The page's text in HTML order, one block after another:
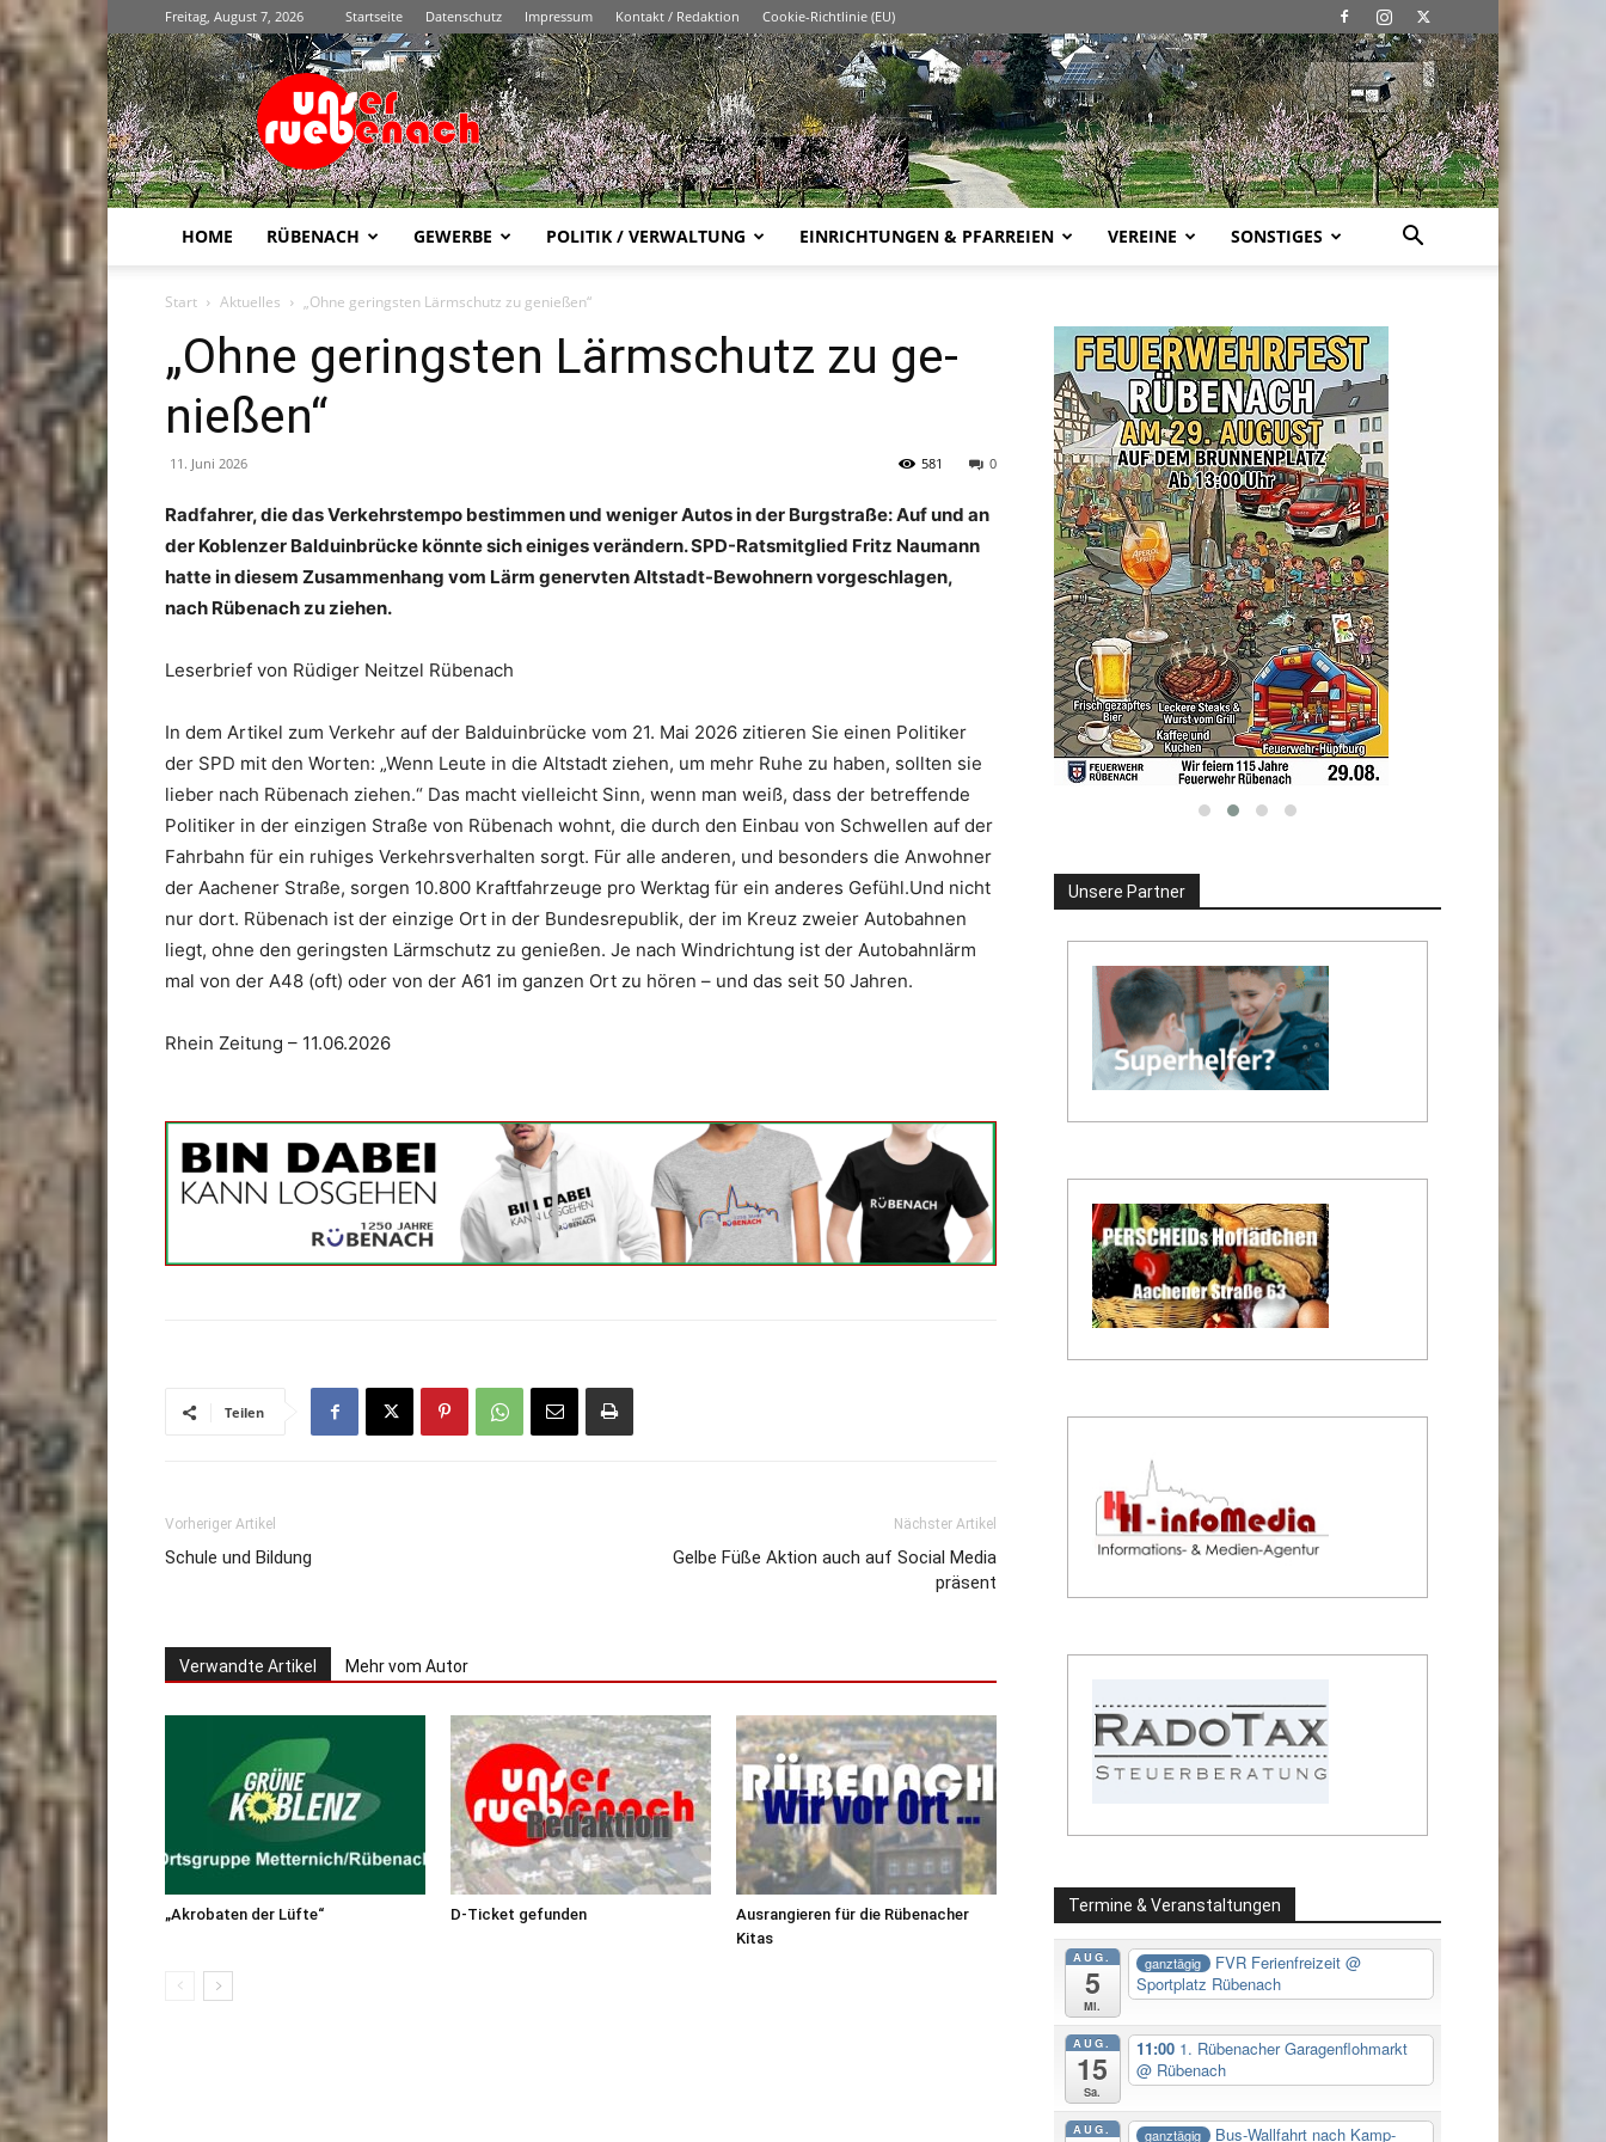
Freitag, August 7, 2026 Startseite Datenschutz Impressum Kontakt / Redaktion Cookie-Richtlinie (EU)
Unser
Rübenach
HOME RÜBENACH GEWERBE POLITIK / VERWALTUNG EINRICHTUNGEN & PFARREIEN VEREINE SONSTIGES
Start Aktuelles „Ohne ge­rings­ten Lärm­schutz­ zu ge­nie­ßen“
„Ohne ge­rings­ten Lärm­schutz­ zu ge­
nie­ßen“
11. Juni 2026 0
581
Rad­fah­rer, die das Ver­kehrs­tem­po be­stim­men und we­ni­ger Autos in der Burg­stra­ße: Auf und an
der Ko­blen­zer Bal­du­in­brü­cke könn­te sich ei­ni­ges ver­än­dern. SPD-Rats­mit­glied Fritz Nau­mann
hatte in die­sem Zu­sam­men­hang vom Lärm ge­nerv­ten Alt­stadt-Be­woh­nern vor­ge­schla­gen,
nach Rü­benach zu zie­hen.
Leserbrief von Rüdiger Neitzel Rübenach
In dem Ar­ti­kel zum Ver­kehr auf der Bal­du­in­brü­cke vom 21. Mai 2026 zi­tie­ren Sie einen Po­li­ti­ker
der SPD mit den Wor­ten: „Wenn Leute in die Alt­stadt zie­hen, um mehr Ruhe zu haben, soll­ten sie
lie­ber nach Rü­benach zie­hen.“ Das macht viel­leicht Sinn, wenn man weiß, dass der be­tref­fen­de
Po­li­ti­ker in der ein­zi­gen Stra­ße von Rü­benach wohnt, die durch den Ein­bau von Schwel­len auf der
Fahr­bahn für ein ru­hi­ges Ver­kehrs­ver­hal­ten sorgt. Für alle an­de­ren, und be­son­ders die An­woh­ner
der Aa­che­ner Stra­ße, sor­gen 10.800 Kraft­fahr­zeu­ge pro Werk­tag für ein an­de­res Ge­fühl.Und nicht
nur dort. Rü­benach ist der ein­zi­ge Ort in der Bun­des­re­pu­blik, der im Kreuz zwei­er Au­to­bah­nen
liegt, ohne den ge­rings­ten Lärm­schutz zu ge­nie­ßen. Je nach Wind­rich­tung ist der Au­to­bahn­lärm
mal von der A48 (oft) oder von der A61 im gan­zen Ort zu hören – und das seit 50 Jah­ren.
Rhein Zeitung – 11.06.2026
Teilen
Vorheriger Artikel
Schule und Bildung
Nächster Artikel
Gelbe Füße Aktion auch auf Social Media
präsent
Verwandte Artikel Mehr vom Autor
„Akrobaten der Lüfte“ D-Ticket gefunden
Ausrangieren für die Rübenacher
Kitas
Unsere Partner
Termine & Veranstaltungen
AUG.
5
Mi.
ganztägig FVR Ferienfreizeit@
Sportplatz Rübenach
AUG.
15
Sa.
11:00 1. Rübenacher Garagenflohmarkt
@ Rübenach
AUG. ganztägig
Bus-Wallfahrt nach Kamp-